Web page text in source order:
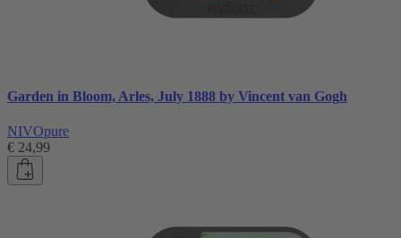
Garden in Bloom, Arles, July 1888 by Vincent van Gogh
NIVOpure
€ 24,99